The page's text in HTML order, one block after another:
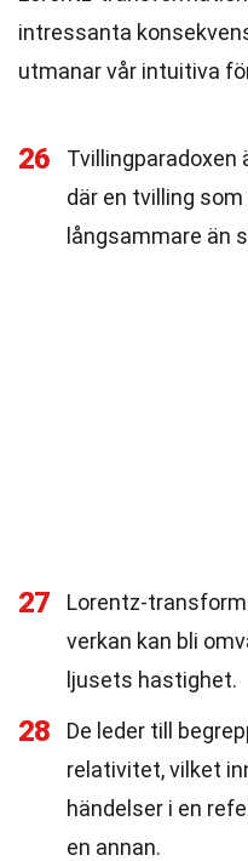
intressanta
utmanar vår intuitiva
26
Tvillingparadoxen
där en tvilling
långsammare än
27
Lorentz-
verkan kan bli
ljusets hastighet.
28
De leder till
relativitet, vilket
händelser i en
en annan.